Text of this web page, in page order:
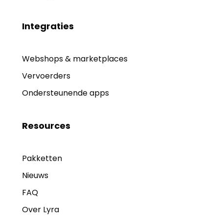
Integraties
Webshops & marketplaces
Vervoerders
Ondersteunende apps
Resources
Pakketten
Nieuws
FAQ
Over Lyra